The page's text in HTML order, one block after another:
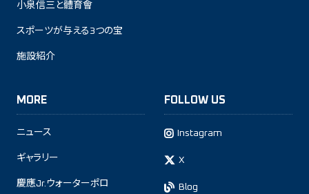
小泉信三と體育會
スポーツが与える3つの宝
施設紹介
MORE
ニュース
ギャラリー
慶應Jr.ウォーターポロ
FOLLOW US
Instagram
X
Blog